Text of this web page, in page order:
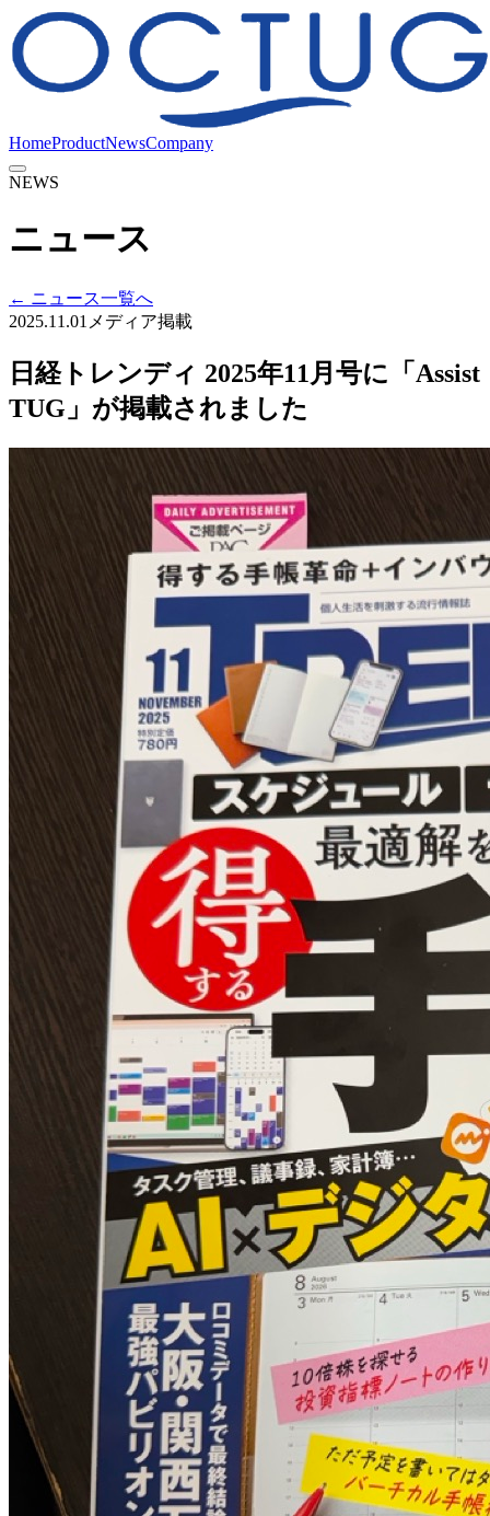
HomeProductNewsCompany
NEWS
ニュース
← ニュース一覧へ
2025.11.01 メディア掲載
日経トレンディ 2025年11月号に「Assist
TUG」が掲載されました